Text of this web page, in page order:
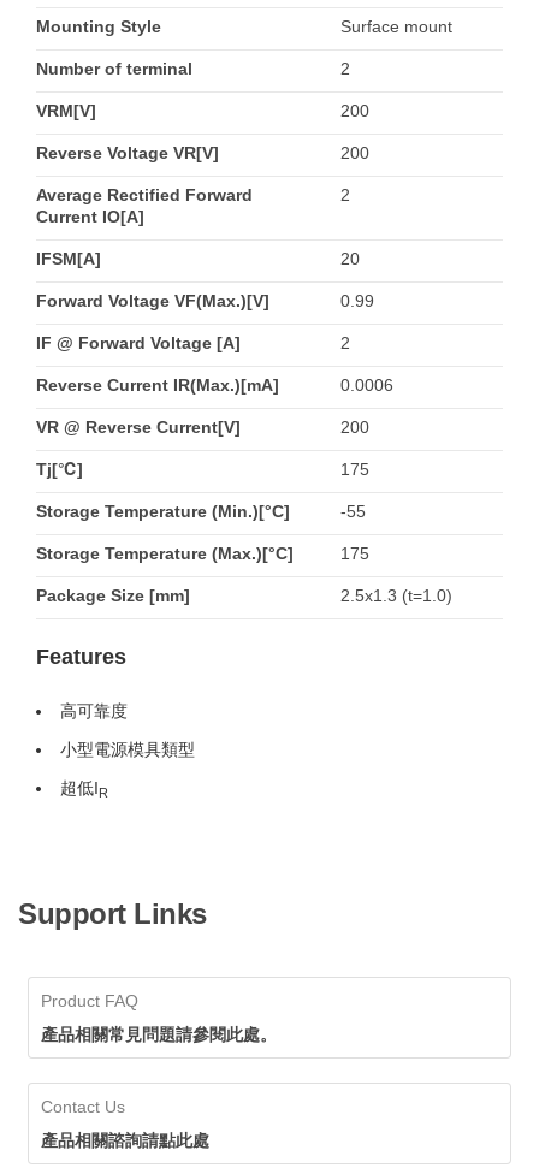
Mounting Style Surface mount
Number of terminal 2
VRM[V] 200
Reverse Voltage VR[V] 200
Average Rectified Forward
Current IO[A]
2
IFSM[A] 20
Forward Voltage VF(Max.)[V] 0.99
IF @ Forward Voltage [A] 2
Reverse Current IR(Max.)[mA] 0.0006
VR @ Reverse Current[V] 200
Tj[℃] 175
Storage Temperature (Min.)[°C] -55
Storage Temperature (Max.)[°C] 175
Package Size [mm] 2.5x1.3 (t=1.0)
Features
高可靠度
小型電源模具類型
超低IR
Support Links
Product FAQ
產品相關常見問題請參閱此處。
Contact Us
產品相關諮詢請點此處